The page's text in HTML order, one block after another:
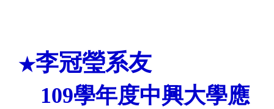
★李冠瑩系友
109學年度中興大學應